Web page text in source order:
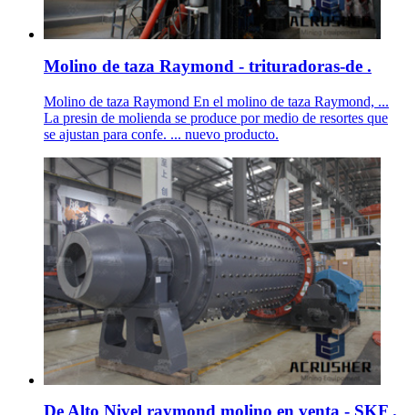
Molino de taza Raymond - trituradoras-de .
Molino de taza Raymond En el molino de taza Raymond, ...
La presin de molienda se produce por medio de resortes que
se ajustan para confe. ... nuevo producto.
De Alto Nivel raymond molino en venta - SKF .